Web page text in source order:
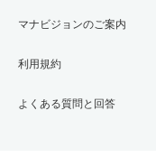
マナビジョンのご案内
利用規約
よくある質問と回答